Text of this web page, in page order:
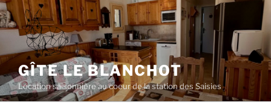
Aller
au
contenu
principal
GÎTE LE BLANCHOT
Location saisonnière au coeur de la station des Saisies